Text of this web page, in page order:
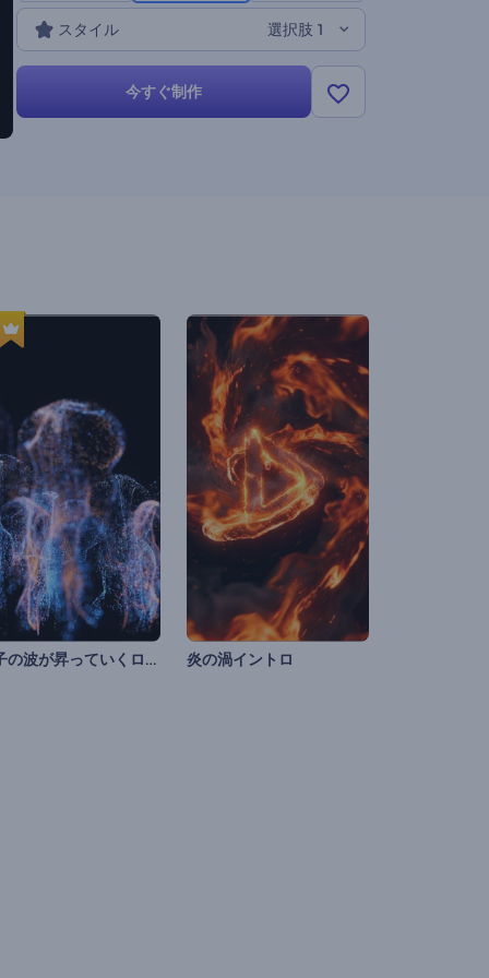
スタイル 選択肢 1
今すぐ制作
粒子の波が昇っていくロゴ 炎の渦イントロ